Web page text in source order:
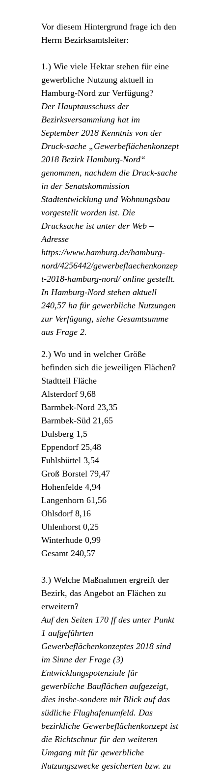
Vor diesem Hintergrund frage ich den
Herrn Bezirksamtsleiter:
1.) Wie viele Hektar stehen für eine
gewerbliche Nutzung aktuell in
Hamburg-Nord zur Verfügung?
Der Hauptausschuss der
Bezirksversammlung hat im
September 2018 Kenntnis von der
Druck-sache „Gewerbeflächenkonzept
2018 Bezirk Hamburg-Nord“
genommen, nachdem die Druck-sache
in der Senatskommission
Stadtentwicklung und Wohnungsbau
vorgestellt worden ist. Die
Drucksache ist unter der Web –
Adresse
https://www.hamburg.de/hamburg-
nord/4256442/gewerbeflaechenkonzep
t-2018-hamburg-nord/ online gestellt.
In Hamburg-Nord stehen aktuell
240,57 ha für gewerbliche Nutzungen
zur Verfügung, siehe Gesamtsumme
aus Frage 2.
2.) Wo und in welcher Größe
befinden sich die jeweiligen Flächen?
Stadtteil Fläche
Alsterdorf 9,68
Barmbek-Nord 23,35
Barmbek-Süd 21,65
Dulsberg 1,5
Eppendorf 25,48
Fuhlsbüttel 3,54
Groß Borstel 79,47
Hohenfelde 4,94
Langenhorn 61,56
Ohlsdorf 8,16
Uhlenhorst 0,25
Winterhude 0,99
Gesamt 240,57
3.) Welche Maßnahmen ergreift der
Bezirk, das Angebot an Flächen zu
erweitern?
Auf den Seiten 170 ff des unter Punkt
1 aufgeführten
Gewerbeflächenkonzeptes 2018 sind
im Sinne der Frage (3)
Entwicklungspotenziale für
gewerbliche Bauflächen aufgezeigt,
dies insbe-sondere mit Blick auf das
südliche Flughafenumfeld. Das
bezirkliche Gewerbeflächenkonzept ist
die Richtschnur für den weiteren
Umgang mit für gewerbliche
Nutzungszwecke gesicherten bzw. zu